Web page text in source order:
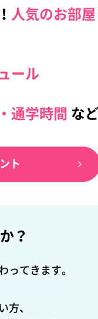
人気のお部屋
ール
通学時間 な
ト
？
てきます。
、